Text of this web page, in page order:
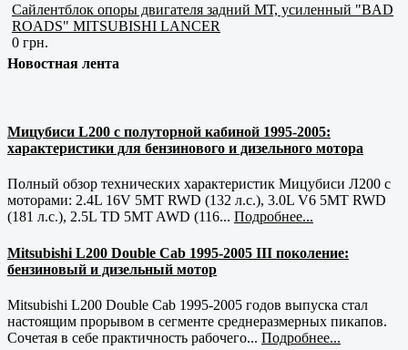
Сайлентблок опоры двигателя задний МТ, усиленный "BAD
ROADS" MITSUBISHI LANCER
0 грн.
Новостная лента
Мицубиси L200 с полуторной кабиной 1995-2005:
характеристики для бензинового и дизельного мотора
Полный обзор технических характеристик Мицубиси Л200 с
моторами: 2.4L 16V 5MT RWD (132 л.с.), 3.0L V6 5MT RWD
(181 л.с.), 2.5L TD 5MT AWD (116... Подробнее...
Mitsubishi L200 Double Cab 1995-2005 III поколение:
бензиновый и дизельный мотор
Mitsubishi L200 Double Cab 1995-2005 годов выпуска стал
настоящим прорывом в сегменте среднеразмерных пикапов.
Сочетая в себе практичность рабочего... Подробнее...